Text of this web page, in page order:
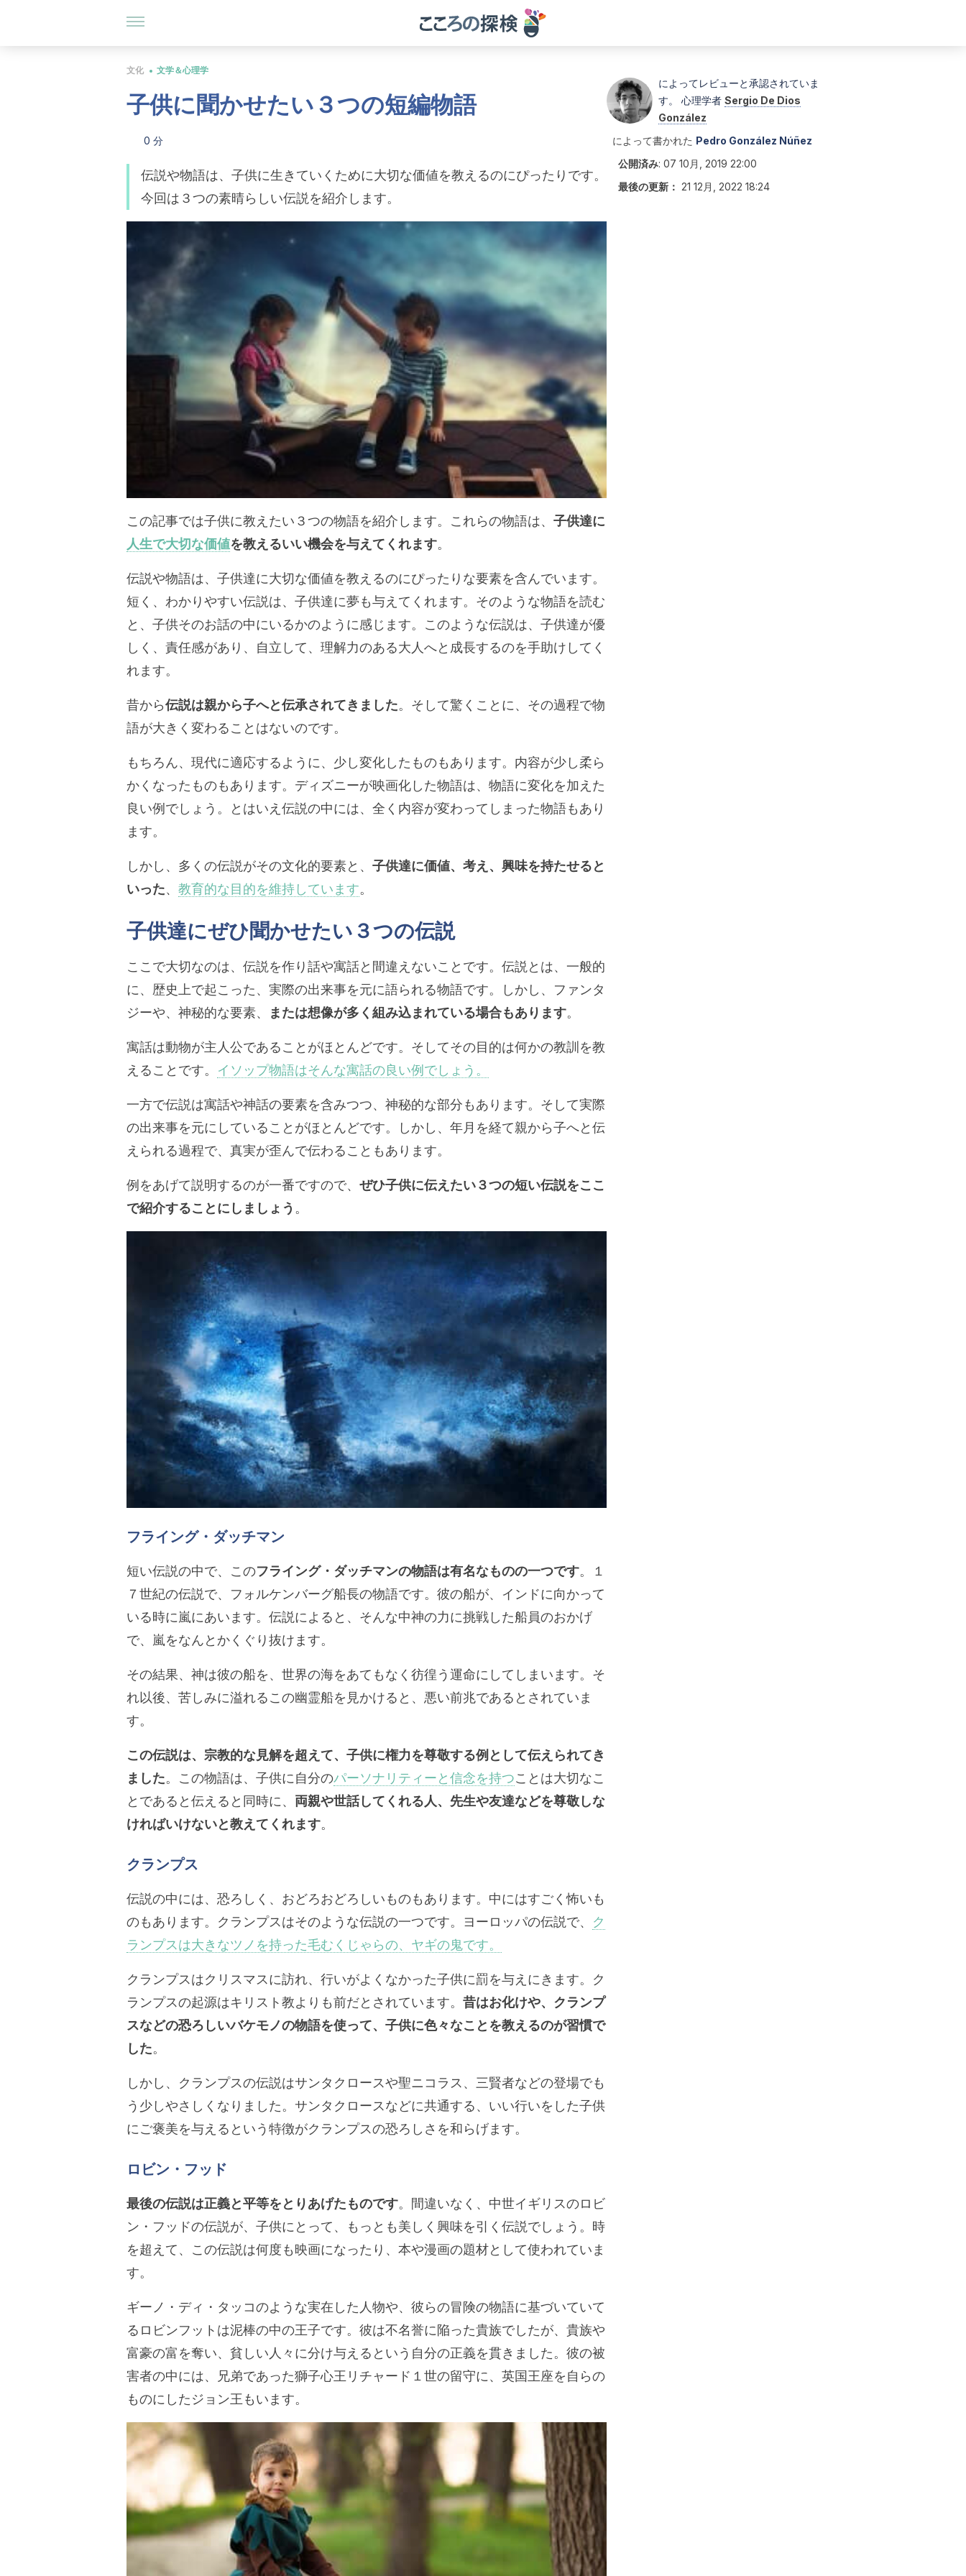
文化 文学＆心理学
子供に聞かせたい３つの短編物語
0 分
伝説や物語は、子供に生きていくために大切な価値を教えるのにぴったりです。
今回は３つの素晴らしい伝説を紹介します。
この記事では子供に教えたい３つの物語を紹介します。これらの物語は、 子供達に
人生で大切な価値を教えるいい機会を与えてくれます。
伝説や物語は、子供達に大切な価値を教えるのにぴったりな要素を含んでいます。
短く、わかりやすい伝説は、子供達に夢も与えてくれます。そのような物語を読む
と、子供そのお話の中にいるかのように感じます。このような伝説は、子供達が優
しく、責任感があり、自立して、理解力のある大人へと成長するのを手助けしてく
れます。
昔から伝説は親から子へと伝承されてきました。そして驚くことに、その過程で物
語が大きく変わることはないのです。
もちろん、現代に適応するように、少し変化したものもあります。内容が少し柔ら
かくなったものもあります。ディズニーが映画化した物語は、物語に変化を加えた
良い例でしょう。とはいえ伝説の中には、全く内容が変わってしまった物語もあり
ます。
しかし、多くの伝説がその文化的要素と、 子供達に価値、考え、興味を持たせると
いった、 教育的な目的を維持しています。
子供達にぜひ聞かせたい３つの伝説
ここで大切なのは、伝説を作り話や寓話と間違えないことです。伝説とは、一般的
に、歴史上で起こった、実際の出来事を元に語られる物語です。しかし、ファンタ
ジーや、神秘的な要素、
または想像が多く組み込まれている場合もあります。
寓話は動物が主人公であることがほとんどです。そしてその目的は何かの教訓を教
えることです。 イソップ物語はそんな寓話の良い例でしょう。
一方で伝説は寓話や神話の要素を含みつつ、神秘的な部分もあります。そして実際
の出来事を元にしていることがほとんどです。しかし、年月を経て親から子へと伝
えられる過程で、真実が歪んで伝わることもあります。
例をあげて説明するのが一番ですので、 ぜひ子供に伝えたい３つの短い伝説をここ
で紹介することにしましょう 。
フライング・ダッチマン
短い伝説の中で、このフライング・ダッチマンの物語は有名なものの一つです。１
７世紀の伝説で、フォルケンバーグ船長の物語です。彼の船が、インドに向かって
いる時に嵐にあいます。伝説によると、そんな中神の力に挑戦した船員のおかげ
で、嵐をなんとかくぐり抜けます。
その結果、神は彼の船を、世界の海をあてもなく彷徨う運命にしてしまいます。そ
れ以後、苦しみに溢れるこの幽霊船を見かけると、悪い前兆であるとされていま
す。
この伝説は、宗教的な見解を超えて、子供に権力を尊敬する例として伝えられてき
ました。この物語は、子供に自分のパーソナリティーと信念を持つことは大切なこ
とであると伝えると同時に、 両親や世話してくれる人、先生や友達などを尊敬しな
ければいけないと教えてくれます。
クランプス
伝説の中には、恐ろしく、おどろおどろしいものもあります。中にはすごく怖いも
のもあります。クランプスはそのような伝説の一つです。ヨーロッパの伝説で、 ク
ランプスは大きなツノを持った毛むくじゃらの、ヤギの鬼です。
クランプスはクリスマスに訪れ、行いがよくなかった子供に罰を与えにきます。ク
ランプスの起源はキリスト教よりも前だとされています。 昔はお化けや、クランプ
スなどの恐ろしいバケモノの物語を使って、子供に色々なことを教えるのが習慣で
した。
しかし、クランプスの伝説はサンタクロースや聖ニコラス、三賢者などの登場でも
う少しやさしくなりました。サンタクロースなどに共通する、いい行いをした子供
にご褒美を与えるという特徴がクランプスの恐ろしさを和らげます。
ロビン・フッド
最後の伝説は正義と平等をとりあげたものです。間違いなく、中世イギリスのロビ
ン・フッドの伝説が、子供にとって、もっとも美しく興味を引く伝説でしょう。時
を超えて、この伝説は何度も映画になったり、本や漫画の題材として使われていま
す。
ギーノ・ディ・タッコのような実在した人物や、彼らの冒険の物語に基づいていて
るロビンフットは泥棒の中の王子です。彼は不名誉に陥った貴族でしたが、貴族や
富豪の富を奪い、貧しい人々に分け与えるという自分の正義を貫きました。彼の被
害者の中には、兄弟であった獅子心王リチャード１世の留守に、英国王座を自らの
ものにしたジョン王もいます。
によってレビューと承認されていま
す。 心理学者 Sergio De Dios
González
によって書かれた Pedro González Núñez
公開済み: 07 10月, 2019 22:00
最後の更新： 21 12月, 2022 18:24